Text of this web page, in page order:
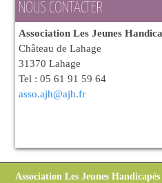
NOUS CONTACTER
Association Les Jeunes
Château de Lahage
31370 Lahage
Tel : 05 61 91 59 64
asso.ajh@ajh.fr
Association Les Jeunes